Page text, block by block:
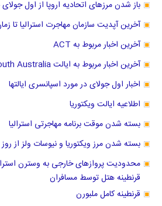
باز شدن مرزهای اتحادیه اروپا از اول
آخرین آپدیت سازمان مهاجرت استرالیا تا
آخرین اخبار مربوط به ACT
آخرین اخبار مربوط به ایالت South Australia
اخبار اول جولای در مورد اسپانسری ایالتها
اطلاعیه ایالت ویکتوریا
بسته شدن موقت برنامه مهاجرتی استرالیا
بسته شدن مرز ویکتوریا و نیوسات ولز از
محدودیت پروازهای خارجی به وسترن
قرنطینه هتل توسط مسافران
قرنطینه کامل ملبورن